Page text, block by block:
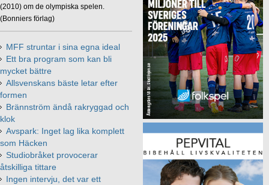
(2010) om de olympiska spelen.
(Bonniers förlag)
MFF struntar i sina egna ideal
Ett bra program som kan bli
mycket bättre
Allsvenskans bäste letar efter
formen
Brännström ändå rakryggad och
klok
Avspark: Inget lag lika komplett
som Häcken
Studiobråket provocerar
åtskilliga tittare
Ingen intervju, det var ett